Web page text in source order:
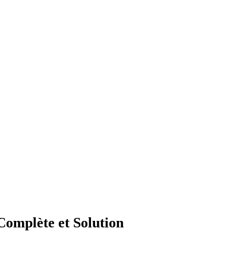
et Solution